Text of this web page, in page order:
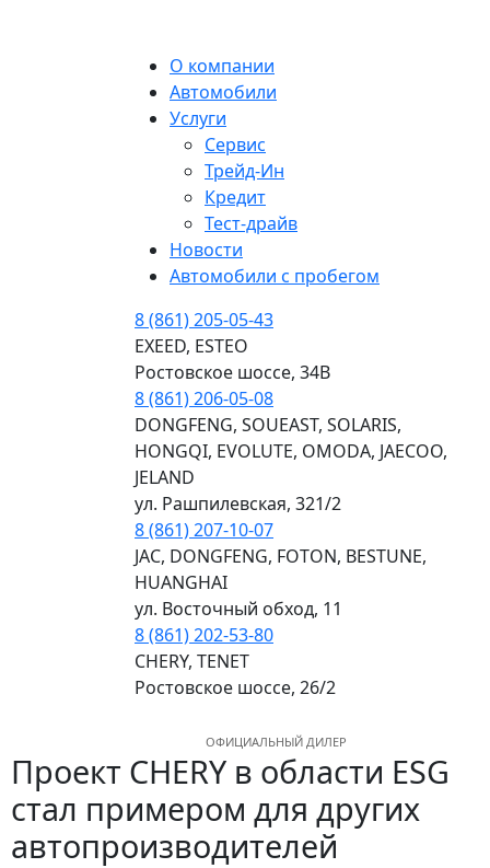
О компании
Автомобили
Услуги
Сервис
Трейд-Ин
Кредит
Тест-драйв
Новости
Автомобили с пробегом
8 (861) 205-05-43
EXEED, ESTEO
Ростовское шоссе, 34В
8 (861) 206-05-08
DONGFENG, SOUEAST, SOLARIS,
HONGQI, EVOLUTE, OMODA, JAECOO,
JELAND
ул. Рашпилевская, 321/2
8 (861) 207-10-07
JAC, DONGFENG, FOTON, BESTUNE,
HUANGHAI
ул. Восточный обход, 11
8 (861) 202-53-80
CHERY, TENET
Ростовское шоссе, 26/2
ОФИЦИАЛЬНЫЙ ДИЛЕР
Проект CHERY в области ESG
стал примером для других
автопроизводителей